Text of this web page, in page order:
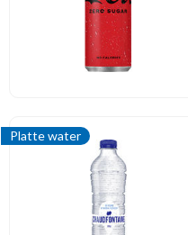
Platte water